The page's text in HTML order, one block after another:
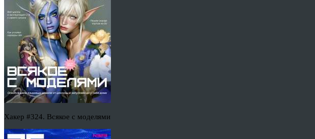
Хакер #324. Всякое с моделями